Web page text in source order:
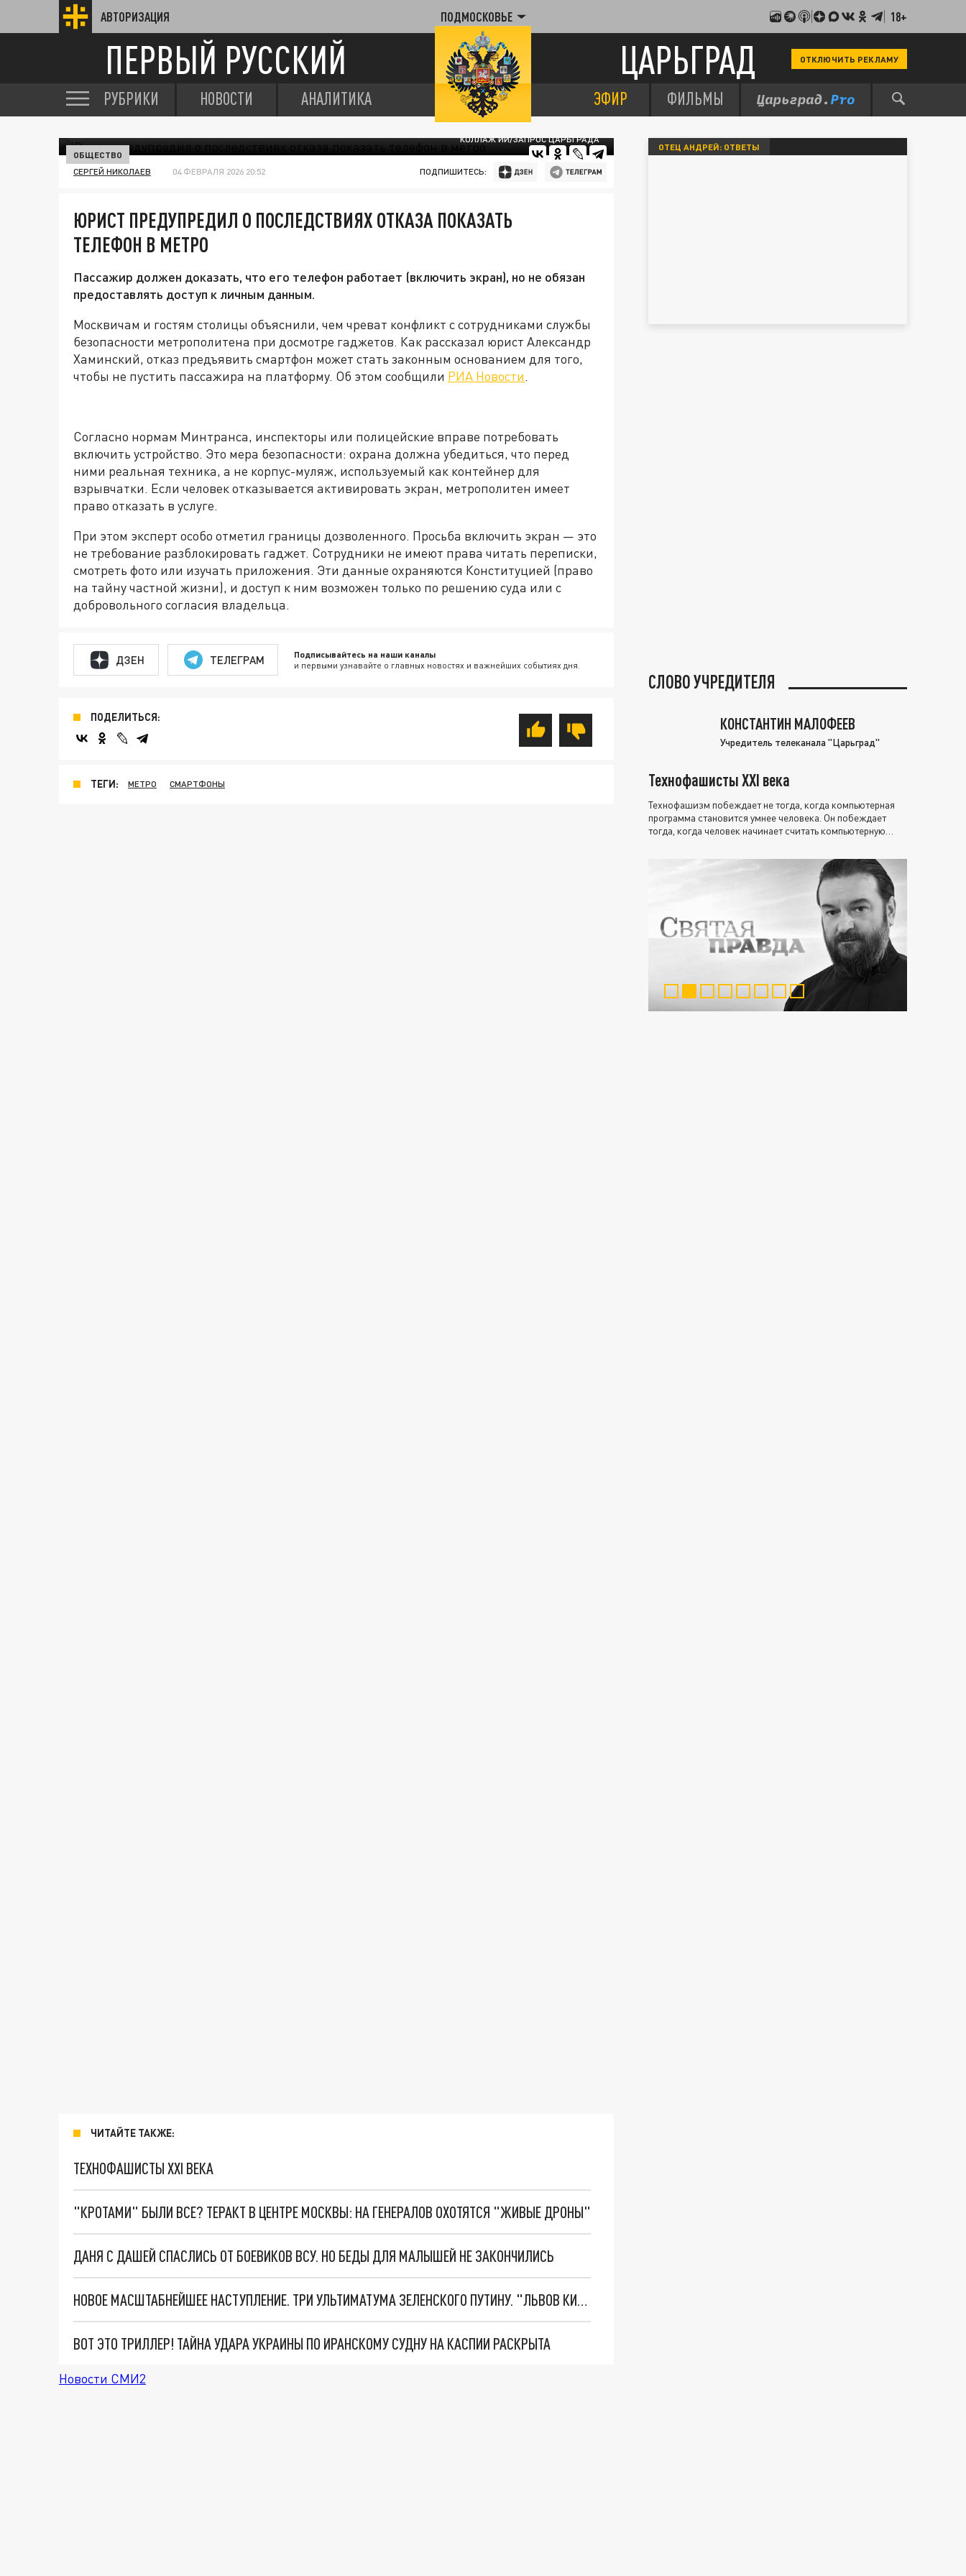
АВТОРИЗАЦИЯ ПОДМОСКОВЬЕ 18+
ПЕРВЫЙ РУССКИЙ ЦАРЬГРАД ОТКЛЮЧИТЬ РЕКЛАМУ
РУБРИКИ НОВОСТИ АНАЛИТИКА ЭФИР ФИЛЬМЫ
КОЛЛАЖ ИИ/ЗАПРОС ЦАРЬГРАДА
ОБЩЕСТВО
СЕРГЕЙ НИКОЛАЕВ 04 ФЕВРАЛЯ 2026 20:52 ПОДПИШИТЕСЬ:
ЮРИСТ ПРЕДУПРЕДИЛ О ПОСЛЕДСТВИЯХ ОТКАЗА ПОКАЗАТЬ
ТЕЛЕФОН В МЕТРО
Пассажир должен доказать, что его телефон работает (включить экран), но не обязан
предоставлять доступ к личным данным.
Москвичам и гостям столицы объяснили, чем чреват конфликт с сотрудниками службы
безопасности метрополитена при досмотре гаджетов. Как рассказал юрист Александр
Хаминский, отказ предъявить смартфон может стать законным основанием для того,
чтобы не пустить пассажира на платформу. Об этом сообщили РИА Новости.
Согласно нормам Минтранса, инспекторы или полицейские вправе потребовать
включить устройство. Это мера безопасности: охрана должна убедиться, что перед
ними реальная техника, а не корпус-муляж, используемый как контейнер для
взрывчатки. Если человек отказывается активировать экран, метрополитен имеет
право отказать в услуге.
При этом эксперт особо отметил границы дозволенного. Просьба включить экран — это
не требование разблокировать гаджет. Сотрудники не имеют права читать переписки,
смотреть фото или изучать приложения. Эти данные охраняются Конституцией (право
на тайну частной жизни), и доступ к ним возможен только по решению суда или с
добровольного согласия владельца.
ДЗЕН ТЕЛЕГРАМ Подписывайтесь на наши каналы
и первыми узнавайте о главных новостях и важнейших событиях дня.
ПОДЕЛИТЬСЯ:
ТЕГИ: МЕТРО СМАРТФОНЫ
ЧИТАЙТЕ ТАКЖЕ:
ТЕХНОФАШИСТЫ XXI ВЕКА
"КРОТАМИ" БЫЛИ ВСЕ? ТЕРАКТ В ЦЕНТРЕ МОСКВЫ: НА ГЕНЕРАЛОВ ОХОТЯТСЯ "ЖИВЫЕ ДРОНЫ"
ДАНЯ С ДАШЕЙ СПАСЛИСЬ ОТ БОЕВИКОВ ВСУ. НО БЕДЫ ДЛЯ МАЛЫШЕЙ НЕ ЗАКОНЧИЛИСЬ
НОВОЕ МАСШТАБНЕЙШЕЕ НАСТУПЛЕНИЕ. ТРИ УЛЬТИМАТУМА ЗЕЛЕНСКОГО ПУТИНУ. "ЛЬВОВ КИМА" ПОСТАВЯТ НА ПВО? ГЛОБАЛЬНЫЙ ПРОРЫВ ПОД ЗАПОРОЖЬЕМ
ВОТ ЭТО ТРИЛЛЕР! ТАЙНА УДАРА УКРАИНЫ ПО ИРАНСКОМУ СУДНУ НА КАСПИИ РАСКРЫТА
Новости СМИ2
ОТЕЦ АНДРЕЙ: ОТВЕТЫ
СЛОВО УЧРЕДИТЕЛЯ
КОНСТАНТИН МАЛОФЕЕВ
Учредитель телеканала "Царьград"
Технофашисты XXI века
Технофашизм побеждает не тогда, когда компьютерная
программа становится умнее человека. Он побеждает
тогда, когда человек начинает считать компьютерную